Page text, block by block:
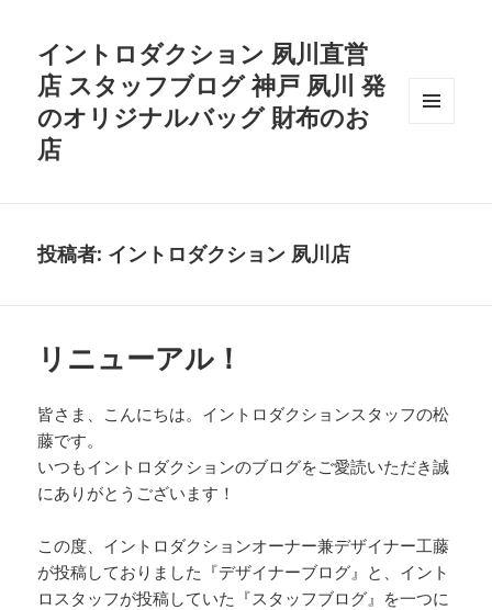
イントロダクション 夙川直営
店 スタッフブログ 神戸 夙川 発
のオリジナルバッグ 財布のお
店
投稿者: イントロダクション 夙川店
リニューアル！
皆さま、こんにちは。イントロダクションスタッフの松
藤です。
いつもイントロダクションのブログをご愛読いただき誠
にありがとうございます！
この度、イントロダクションオーナー兼デザイナー工藤
が投稿しておりました『デザイナーブログ』と、イント
ロスタッフが投稿していた『スタッフブログ』を一つに